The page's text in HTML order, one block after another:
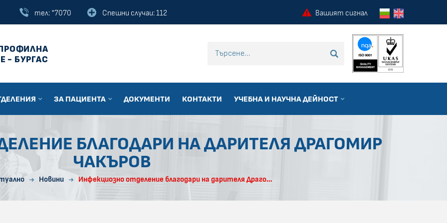
тел: *7070 Спешни случаи: 112 Вашият сигнал
- БУРГАС
Въведи текст за търсене
ТЪРСИ
ЗА ПАЦИЕНТА ДОКУМЕНТИ КОНТАКТИ УЧЕБНА И НАУЧНА ДЕЙНОСТ
БЛАГОДАРИ НА ДАРИТЕЛЯ ДРАГОМИР
ЧАКЪРОВ
Новини Инфекциозно отделение благодари на дарителя Драгомир Чакъров